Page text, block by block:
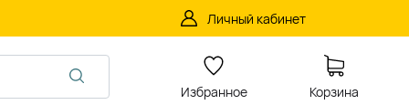
Личный кабинет
Избранное Корзина